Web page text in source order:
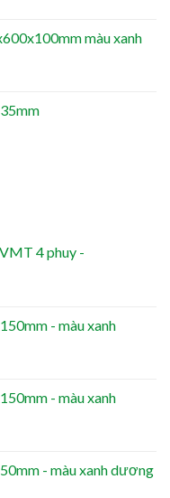
màu xanh
4 phuy -
- màu xanh
- màu xanh
- màu xanh dương